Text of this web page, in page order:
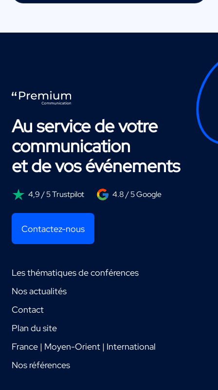
Au service de votre
communication
et de vos événements
4,9 / 5 Trustpilot 4.8 / 5 Google
Contactez-nous
Les thématiques de conférences
Nos actualités
Contact
Plan du site
France | Moyen-Orient | International
Nos références